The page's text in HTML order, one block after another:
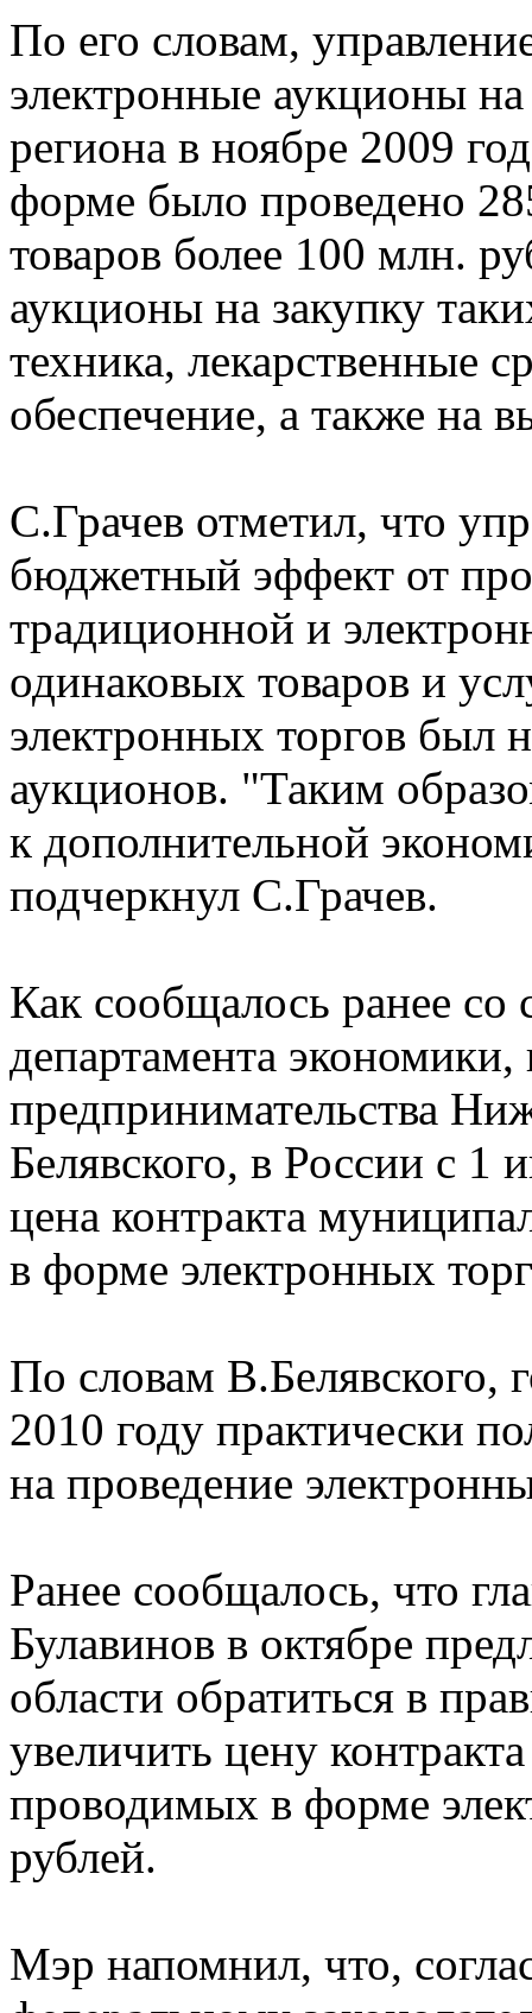
По его словам,
электронные аукционы
региона в ноябре 2009
форме было проведено
товаров более 100 млн.
аукционы на закупку
техника, лекарственные
обеспечение, а также на
С.Грачев отметил, что
бюджетный эффект от
традиционной и
одинаковых товаров и
электронных торгов
аукционов. "Таким
к дополнительной
подчеркнул C.Грачев.
Как сообщалось ранее со
департамента
предпринимательства
Белявского, в России с 1
цена контракта
в форме электронных
По словам В.Белявского,
2010 году практически
на проведение
Ранее сообщалось, что
Булавинов в октябре
области обратиться в
увеличить цену
проводимых в форме
рублей.
Мэр напомнил, что,